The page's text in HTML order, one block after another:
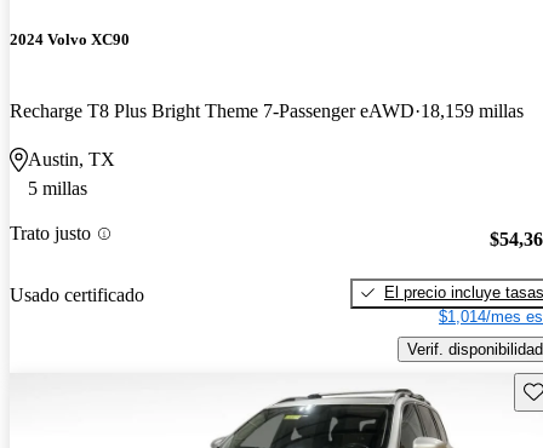
2024 Volvo XC90
Recharge T8 Plus Bright Theme 7-Passenger eAWD 18,159 millas
Austin, TX
5 millas
Trato justo
Usado certificado
El precio incluye tasas
$1,014/mes
Verif. disponibilidad